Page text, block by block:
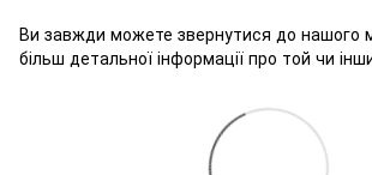
Ви завжди можете звернутися до нашого
більш детальної інформації про той чи